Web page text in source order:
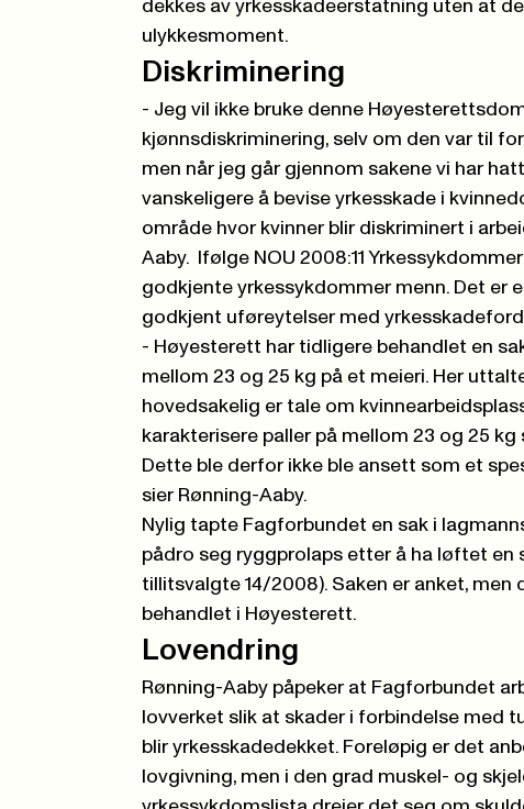
dekkes av yrkesskadeerstatning uten at
ulykkesmoment.
Diskriminering
- Jeg vil ikke bruke denne
kjønnsdiskriminering, selv om den var til
men når jeg går gjennom sakene vi har
vanskeligere å bevise yrkesskade i
område hvor kvinner blir diskriminert i
Aaby.
Ifølge NOU 2008:11 Yrkessykdommer
godkjente yrkessykdommer menn. Det er
godkjent uføreytelser med
- Høyesterett har tidligere behandlet en
mellom 23 og 25 kg på et meieri. Her
hovedsakelig er tale om
karakterisere paller på mellom 23 og 25
Dette ble derfor ikke ble ansett som et
sier Rønning-Aaby.
Nylig tapte Fagforbundet en sak i
pådro seg ryggprolaps etter å ha løftet
tillitsvalgte 14/2008). Saken er anket, men
behandlet i Høyesterett.
Lovendring
Rønning-Aaby påpeker at Fagforbundet
lovverket slik at skader i forbindelse med
blir yrkesskadedekket. Foreløpig er det
lovgivning, men i den grad muskel- og